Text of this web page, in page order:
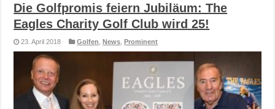
Die Golfpromis feiern Jubiläum: The
Eagles Charity Golf Club wird 25!
23. April 2018 Golfen ,News ,Prominent